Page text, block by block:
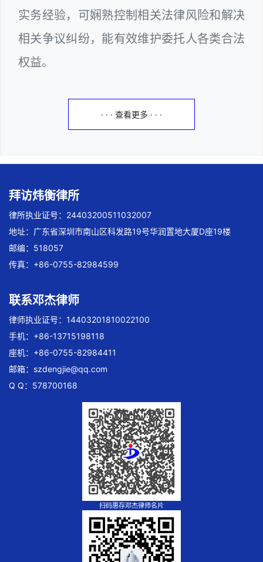
实务经验，可娴熟控制相关法律风险和解决
相关争议纠纷，能有效维护委托人各类合法
权益。
· · · 查看更多 · · ·
拜访炜衡律所
律所执业证号：24403200511032007
地址：广东省深圳市南山区科发路19号华润置地大厦D座19楼
邮编：518057
传真：+86-0755-82984599
联系邓杰律师
律师执业证号：14403201810022100
手机：+86-13715198118
座机：+86-0755-82984411
邮箱： szdengjie@qq.com
Q Q：578700168
扫码惠存邓杰律师名片